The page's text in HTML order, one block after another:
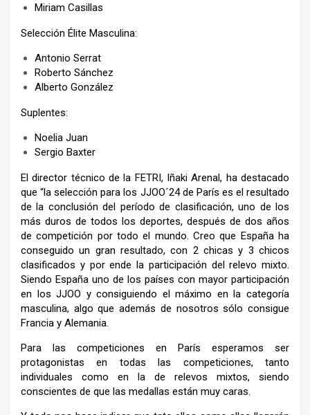
Miriam Casillas
Selección Élite Masculina:
Antonio Serrat
Roberto Sánchez
Alberto González
Suplentes:
Noelia Juan
Sergio Baxter
El director técnico de la FETRI, Iñaki Arenal, ha destacado
que “la selección para los JJOO´24 de París es el resultado
de la conclusión del período de clasificación, uno de los
más duros de todos los deportes, después de dos años
de competición por todo el mundo. Creo que España ha
conseguido un gran resultado, con 2 chicas y 3 chicos
clasificados y por ende la participación del relevo mixto.
Siendo España uno de los países con mayor participación
en los JJOO y consiguiendo el máximo en la categoría
masculina, algo que además de nosotros sólo consigue
Francia y Alemania.
Para las competiciones en París esperamos ser
protagonistas en todas las competiciones, tanto
individuales como en la de relevos mixtos, siendo
conscientes de que las medallas están muy caras.